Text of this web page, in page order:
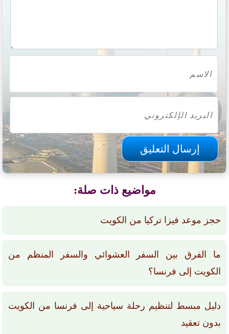
مواضيع ذات صلة:
حجز موعد فيزا تركيا من الكويت
ما الفرق بين السفر العشوائي والسفر المنظم من
الكويت إلى فرنسا؟
دليل مبسط لتنظيم رحلة سياحية إلى فرنسا من الكويت
بدون تعقيد